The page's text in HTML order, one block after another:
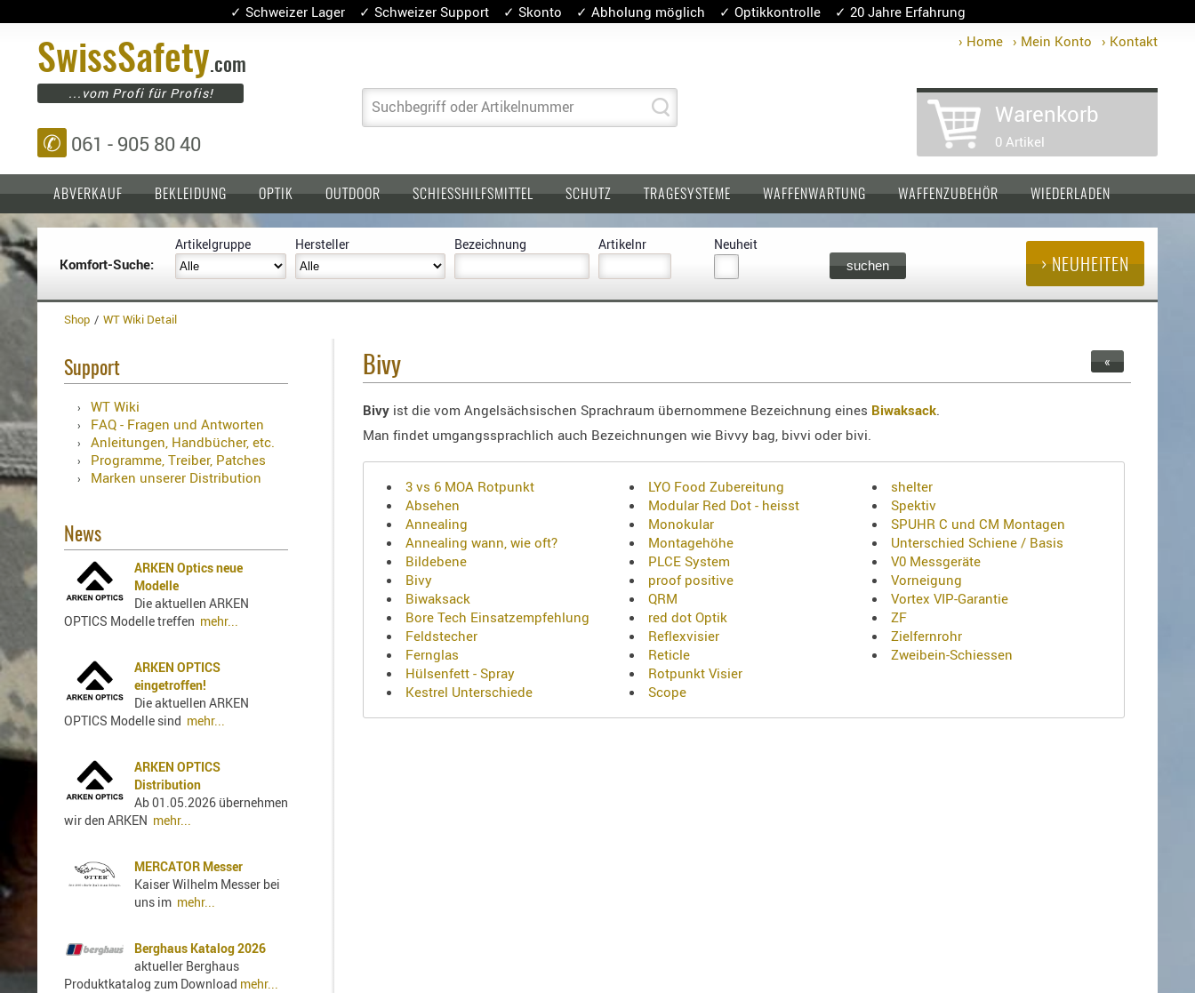
✓ Schweizer Lager ✓ Schweizer Support ✓ Skonto ✓ Abholung möglich ✓ Optikkontrolle ✓ 20 Jahre Erfahrung
› Home › Mein Konto › Kontakt
SwissSafety.com
...vom Profi für Profis!
✆ 061 - 905 80 40
Suchbegriff oder Artikelnummer Warenkorb
0 Artikel
ABVERKAUF BEKLEIDUNG OPTIK OUTDOOR SCHIESSHILFSMITTEL SCHUTZ
Einlagen,
Kopfschutz
Tragesysteme
TRAGESYSTEME
Holster
Basen,
Grundplatten
1911er
Holster
Beretta
Holster
Holster
Glock
Holster
Holster
SIG-
Sauer
Walther
Holster
Sonstige
double
Magazinholster
single
Holster-
WAFFENWARTUNG WAFFENZUBEHÖR WIEDERLADEN
Komfort-Suche:
Artikelgruppe Hersteller Bezeichnung Artikelnr Neuheit
› NEUHEITEN
Shop WT Wiki Detail
Support
WT Wiki
FAQ - Fragen und Antworten
Anleitungen, Handbücher, etc.
Programme, Treiber, Patches
Marken unserer Distribution
News
ARKEN Optics neue
Modelle
Die aktuellen ARKEN
OPTICS Modelle treffen mehr...
ARKEN OPTICS
eingetroffen!
Die aktuellen ARKEN
OPTICS Modelle sind mehr...
ARKEN OPTICS
Distribution
Ab 01.05.2026 übernehmen
wir den ARKEN mehr...
MERCATOR Messer
Kaiser Wilhelm Messer bei
uns im mehr...
Berghaus Katalog 2026
aktueller Berghaus
Produktkatalog zum Download mehr...
«
Bivy
Bivy ist die vom Angelsächsischen Sprachraum übernommene Bezeichnung eines Biwaksack.
Man findet umgangssprachlich auch Bezeichnungen wie Bivvy bag, bivvi oder bivi.
3 vs 6 MOA Rotpunkt
Absehen
Annealing
Annealing wann, wie oft?
Bildebene
Bivy
Biwaksack
Bore Tech Einsatzempfehlung
Feldstecher
Fernglas
Hülsenfett - Spray
Kestrel Unterschiede
LYO Food Zubereitung
Modular Red Dot - heisst
Monokular
Montagehöhe
PLCE System
proof positive
QRM
red dot Optik
Reflexvisier
Reticle
Rotpunkt Visier
Scope
shelter
Spektiv
SPUHR C und CM Montagen
Unterschied Schiene / Basis
V0 Messgeräte
Vorneigung
Vortex VIP-Garantie
ZF
Zielfernrohr
Zweibein-Schiessen